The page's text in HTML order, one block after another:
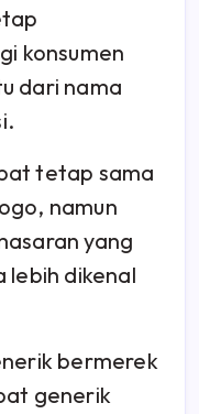
konsumen
dari nama
tetap sama
namun
yang
lebih dikenal
bermerek
generik